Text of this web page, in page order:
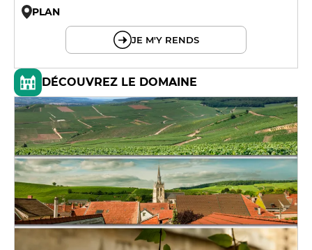
PLAN
JE M'Y RENDS
DÉCOUVREZ LE DOMAINE